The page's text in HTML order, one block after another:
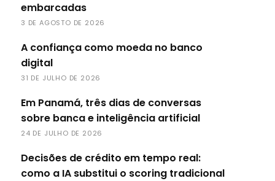
embarcadas
3 DE AGOSTO DE 2026
A confiança como moeda no banco
digital
31 DE JULHO DE 2026
Em Panamá, três dias de conversas
sobre banca e inteligência artificial
24 DE JULHO DE 2026
Decisões de crédito em tempo real:
como a IA substitui o scoring tradicional